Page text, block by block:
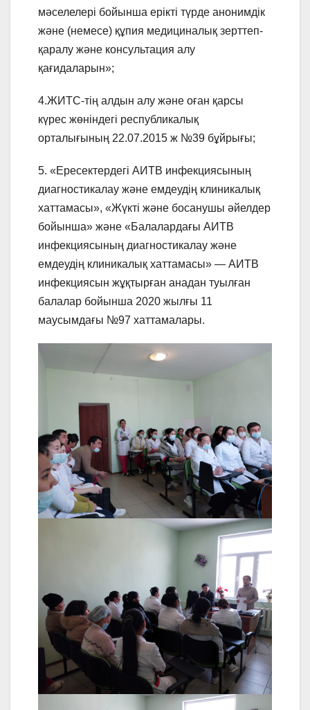
мәселелері бойынша ерікті түрде анонимдік
және (немесе) құпия медициналық зерттеп-
қаралу және консультация алу
қағидаларын»;
4.ЖИТС-тің алдын алу және оған қарсы
күрес жөніндегі республикалық
орталығының 22.07.2015 ж №39 бұйрығы;
5. «Ересектердегі АИТВ инфекциясының
диагностикалау және емдеудің клиникалық
хаттамасы», «Жүкті және босанушы әйелдер
бойынша» және «Балалардағы АИТВ
инфекциясының диагностикалау және
емдеудің клиникалық хаттамасы» — АИТВ
инфекциясын жұқтырған анадан туылған
балалар бойынша 2020 жылғы 11
маусымдағы №97 хаттамалары.